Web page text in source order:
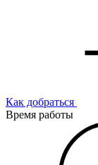
Как добраться
Время работы